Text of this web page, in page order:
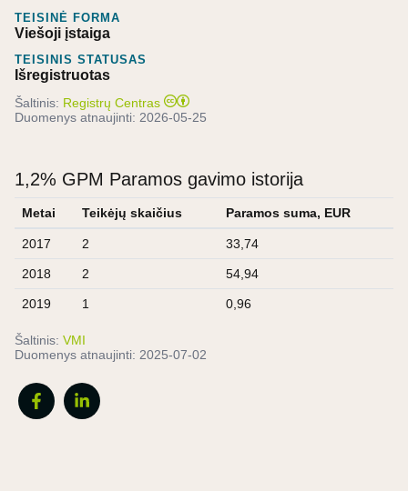
TEISINĖ FORMA
Viešoji įstaiga
TEISINIS STATUSAS
Išregistruotas
Šaltinis: Registrų Centras
Duomenys atnaujinti: 2026-05-25
1,2% GPM Paramos gavimo istorija
Metai Teikėjų skaičius Paramos suma, EUR
2017 2 33,74
2018 2 54,94
2019 1 0,96
Šaltinis: VMI
Duomenys atnaujinti: 2025-07-02